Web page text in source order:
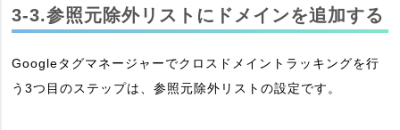
3-3.参照元除外リストにドメインを追加する
Googleタグマネージャーでクロスドメイントラッキングを行
う3つ目のステップは、参照元除外リストの設定です。